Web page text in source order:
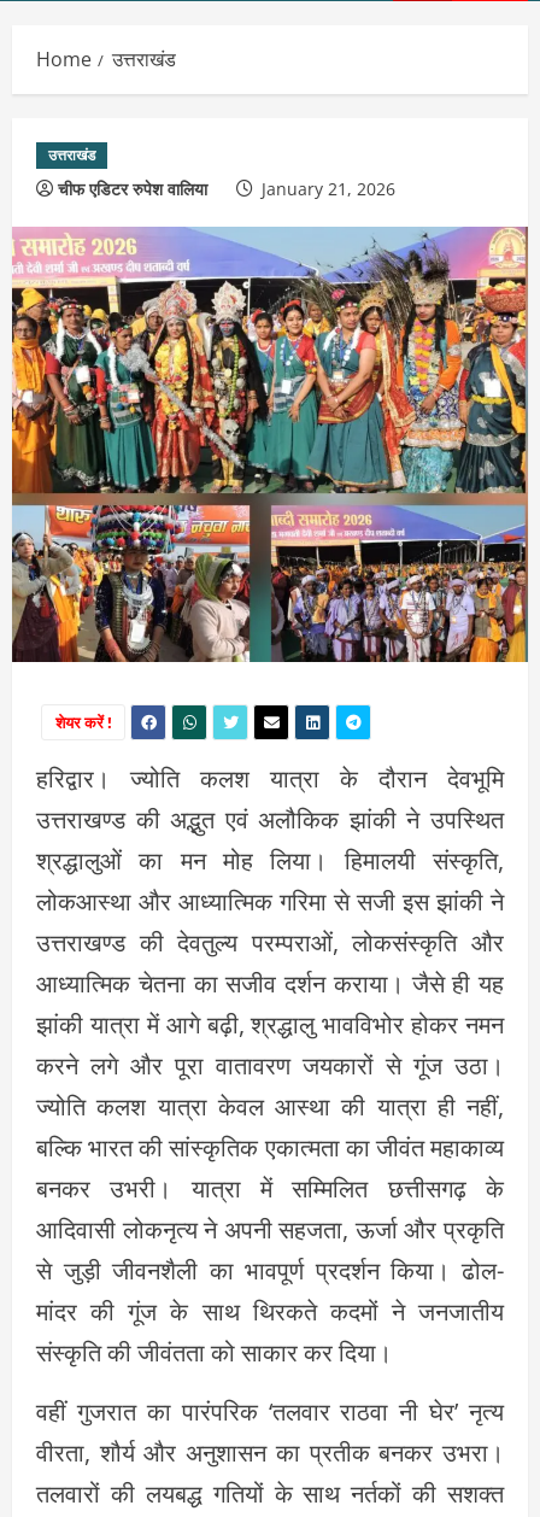
Home उत्तराखंड
उत्तराखंड
चीफ एडिटर रुपेश वालिया January 21, 2026
शेयर करें !
हरिद्वार। ज्योति कलश यात्रा के दौरान देवभूमि
उत्तराखण्ड की अद्भुत एवं अलौकिक झांकी ने उपस्थित
श्रद्धालुओं का मन मोह लिया। हिमालयी संस्कृति,
लोकआस्था और आध्यात्मिक गरिमा से सजी इस झांकी ने
उत्तराखण्ड की देवतुल्य परम्पराओं, लोकसंस्कृति और
आध्यात्मिक चेतना का सजीव दर्शन कराया। जैसे ही यह
झांकी यात्रा में आगे बढ़ी, श्रद्धालु भावविभोर होकर नमन
करने लगे और पूरा वातावरण जयकारों से गूंज उठा।
ज्योति कलश यात्रा केवल आस्था की यात्रा ही नहीं,
बल्कि भारत की सांस्कृतिक एकात्मता का जीवंत महाकाव्य
बनकर उभरी। यात्रा में सम्मिलित छत्तीसगढ़ के
आदिवासी लोकनृत्य ने अपनी सहजता, ऊर्जा और प्रकृति
से जुड़ी जीवनशैली का भावपूर्ण प्रदर्शन किया। ढोल-
मांदर की गूंज के साथ थिरकते कदमों ने जनजातीय
संस्कृति की जीवंतता को साकार कर दिया।
वहीं गुजरात का पारंपरिक ‘तलवार राठवा नी घेर’ नृत्य
वीरता, शौर्य और अनुशासन का प्रतीक बनकर उभरा।
तलवारों की लयबद्ध गतियों के साथ नर्तकों की सशक्त